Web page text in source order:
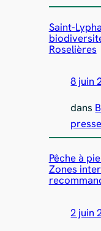
Saint-
Roselières
8 juin
dans
presse
Pêche à
Zones
2 juin